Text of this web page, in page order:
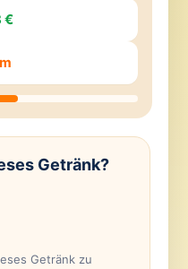
€
Getränk?
Getränk zu